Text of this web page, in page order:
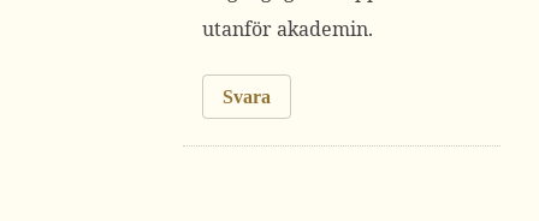
utanför akademin.
Svara